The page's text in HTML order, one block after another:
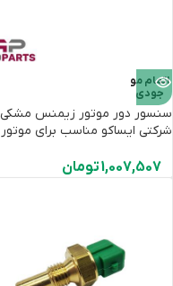
اتمام مو
جودی
سنسور دور موتور زیمنس مشکی
شرکتی ایساکو مناسب برای موتور XU7
1,007,507تومان